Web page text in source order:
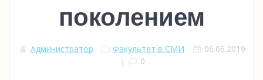
поколением
Администратор Факультет в СМИ
06.06.2019
|
0